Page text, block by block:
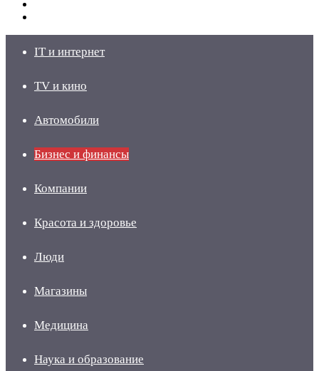
IT и интернет
TV и кино
Автомобили
Бизнес и финансы
Компании
Красота и здоровье
Люди
Магазины
Медицина
Наука и образование